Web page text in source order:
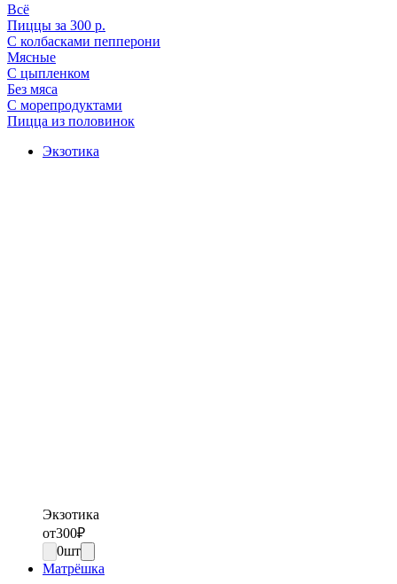
Всё
Пиццы за 300 р.
С колбасками пепперони
Мясные
С цыпленком
Без мяса
С морепродуктами
Пицца из половинок
Экзотика
Экзотика
от300₽
0шт
Матрёшка